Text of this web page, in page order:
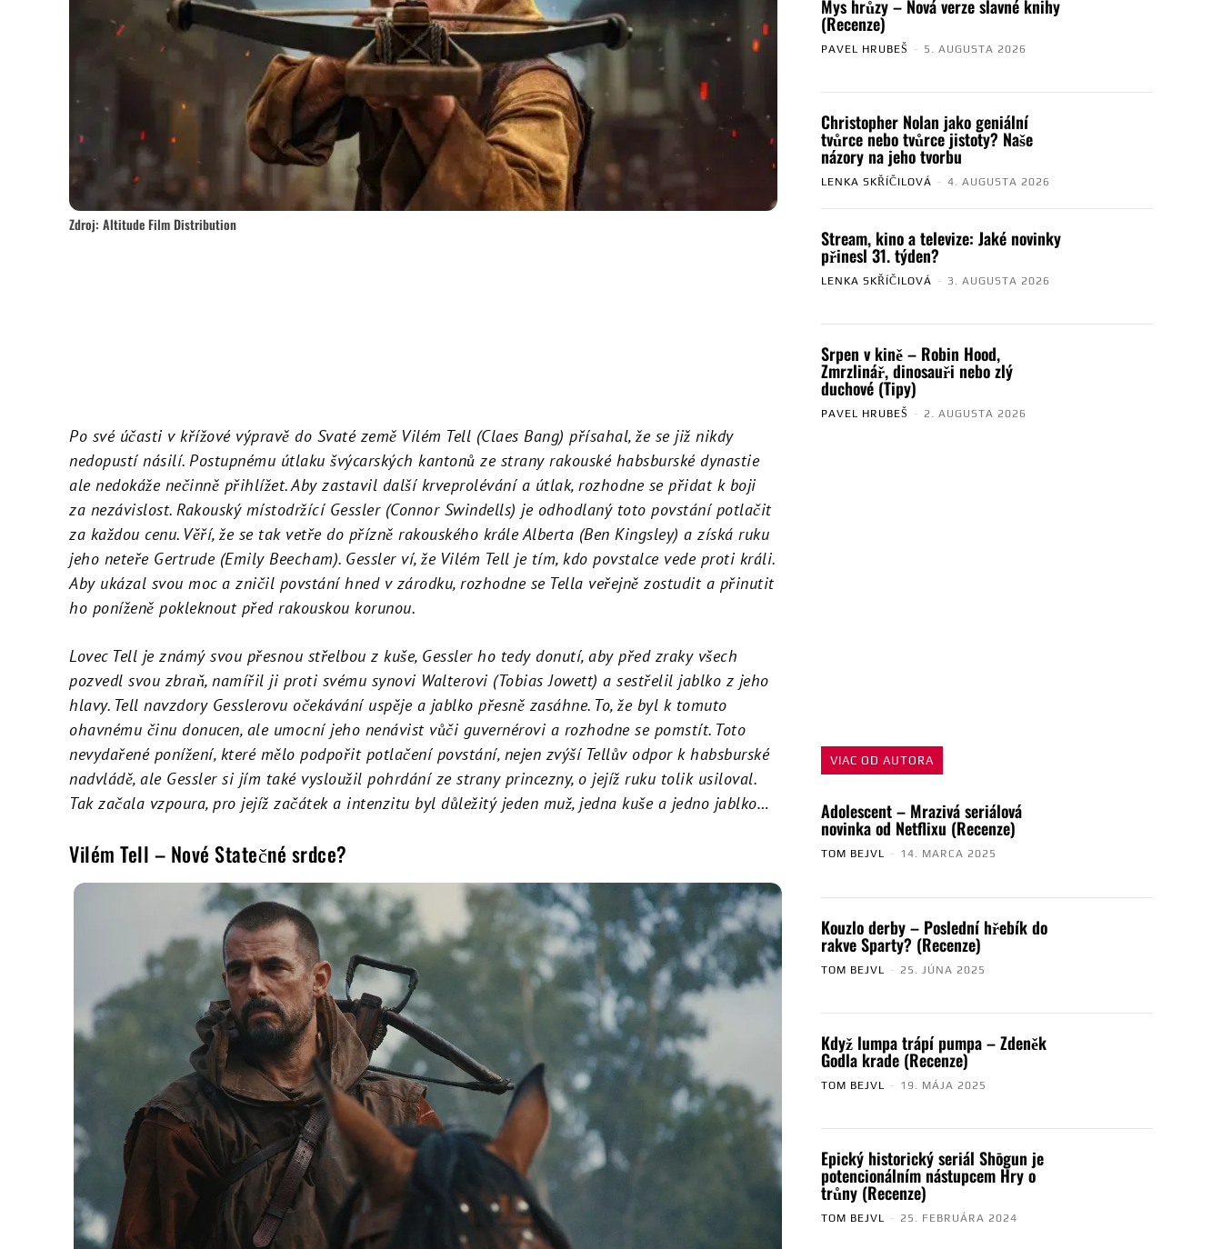
Zdroj: Altitude Film Distribution
Mys hrůzy – Nová verze slavné knihy
(Recenze)
PAVEL HRUBEŠ - 5. AUGUSTA 2026
Christopher Nolan jako geniální
tvůrce nebo tvůrce jistoty? Naše
názory na jeho tvorbu
LENKA SKŘÍČILOVÁ - 4. AUGUSTA 2026
Stream, kino a televize: Jaké novinky
přinesl 31. týden?
LENKA SKŘÍČILOVÁ - 3. AUGUSTA 2026
Srpen v kině – Robin Hood,
Zmrzlinář, dinosauři nebo zlý
duchové (Tipy)
PAVEL HRUBEŠ - 2. AUGUSTA 2026
Po své účasti v křížové výpravě do Svaté země Vilém Tell (Claes Bang) přísahal, že se již nikdy
nedopustí násilí. Postupnému útlaku švýcarských kantonů ze strany rakouské habsburské dynastie
ale nedokáže nečinně přihlížet. Aby zastavil další krveprolévání a útlak, rozhodne se přidat k boji
za nezávislost. Rakouský místodržící Gessler (Connor Swindells) je odhodlaný toto povstání potlačit
za každou cenu. Věří, že se tak vetře do přízně rakouského krále Alberta (Ben Kingsley) a získá ruku
jeho neteře Gertrude (Emily Beecham). Gessler ví, že Vilém Tell je tím, kdo povstalce vede proti králi.
Aby ukázal svou moc a zničil povstání hned v zárodku, rozhodne se Tella veřejně zostudit a přinutit
ho poníženě pokleknout před rakouskou korunou.
Lovec Tell je známý svou přesnou střelbou z kuše, Gessler ho tedy donutí, aby před zraky všech
pozvedl svou zbraň, namířil ji proti svému synovi Walterovi (Tobias Jowett) a sestřelil jablko z jeho
hlavy. Tell navzdory Gesslerovu očekávání uspěje a jablko přesně zasáhne. To, že byl k tomuto
ohavnému činu donucen, ale umocní jeho nenávist vůči guvernérovi a rozhodne se pomstít. Toto
nevydařené ponížení, které mělo podpořit potlačení povstání, nejen zvýší Tellův odpor k habsburské
nadvládě, ale Gessler si jím také vysloužil pohrdání ze strany princezny, o jejíž ruku tolik usiloval.
Tak začala vzpoura, pro jejíž začátek a intenzitu byl důležitý jeden muž, jedna kuše a jedno jablko…
Vilém Tell – Nové Statečné srdce?
VIAC OD AUTORA
Adolescent – Mrazivá seriálová
novinka od Netflixu (Recenze)
TOM BEJVL - 14. MARCA 2025
Kouzlo derby – Poslední hřebík do
rakve Sparty? (Recenze)
TOM BEJVL - 25. JÚNA 2025
Když lumpa trápí pumpa – Zdeněk
Godla krade (Recenze)
TOM BEJVL - 19. MÁJA 2025
Epický historický seriál Shōgun je
potencionálním nástupcem Hry o
trůny (Recenze)
TOM BEJVL - 25. FEBRUÁRA 2024